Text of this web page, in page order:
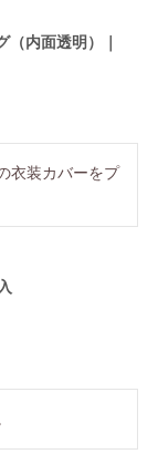
（内面透明）｜
衣装カバーをプ